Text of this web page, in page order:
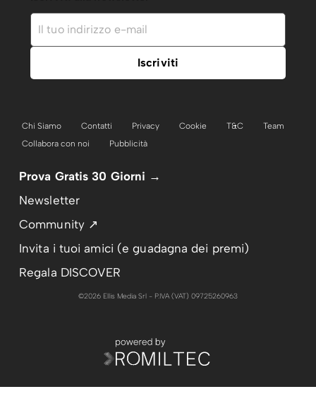
Chi Siamo Contatti Privacy Cookie T&C
Team
Collabora con noi
Pubblicità
Prova Gratis 30 Giorni →
Newsletter
Community ↗
Invita i tuoi amici (e guadagna dei premi)
Regala DISCOVER
©2026 Ellis Media Srl - P.IVA (VAT) 09725260963